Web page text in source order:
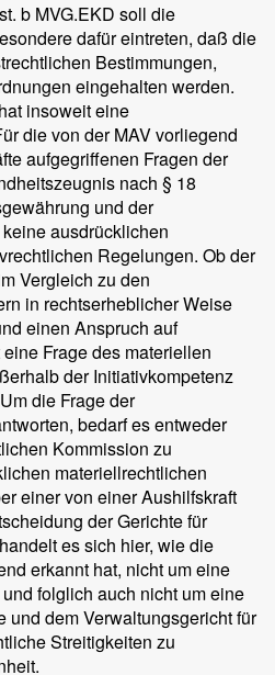
b MVG.EKD soll die
dafür eintreten, daß die
Bestimmungen,
eingehalten werden.
insoweit eine
die von der MAV vorliegend
aufgegriffenen Fragen der
nach § 18
und der
ausdrücklichen
Regelungen. Ob der
Vergleich zu den
in rechtserheblicher Weise
einen Anspruch auf
Frage des materiellen
der Initiativkompetenz
die Frage der
bedarf es entweder
Kommission zu
materiellrechtlichen
einer von einer Aushilfskraft
der Gerichte für
es sich hier, wie die
erkannt hat, nicht um eine
folglich auch nicht um eine
und dem Verwaltungsgericht für
Streitigkeiten zu